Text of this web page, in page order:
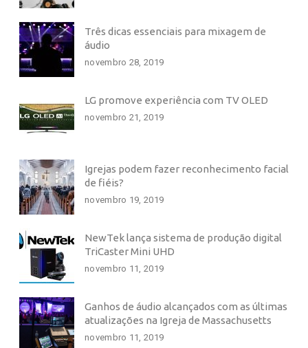
Três dicas essenciais para mixagem de
áudio
novembro 28, 2019
LG promove experiência com TV OLED
novembro 21, 2019
Igrejas podem fazer reconhecimento facial
de fiéis?
novembro 19, 2019
NewTek lança sistema de produção digital
TriCaster Mini UHD
novembro 11, 2019
Ganhos de áudio alcançados com as últimas
atualizações na Igreja de Massachusetts
novembro 11, 2019